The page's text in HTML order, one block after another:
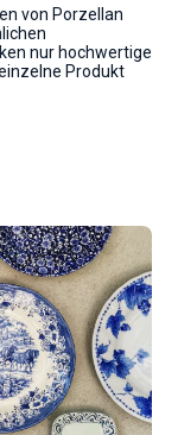
von Porzellan
nur hochwertige
Produkt